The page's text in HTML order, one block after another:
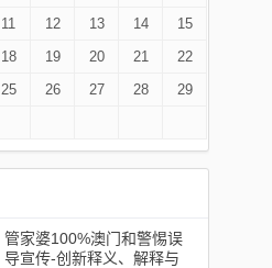
11 12 13 14
15
18 19 20 21
22
25 26 27 28
29
管家婆100%澳门和警惕误
导宣传-创新释义、解释与